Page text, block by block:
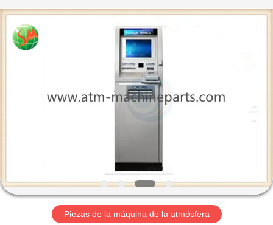
PRODUCTOS
VIAJE
2025
International
Trade
Co.,Ltd..
Piezas de la máquina de la atmósfera